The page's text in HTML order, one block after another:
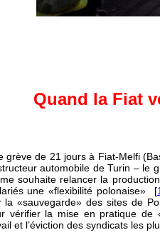
Quand la Fiat
grève de 21 jours à Fiat-Melfi
automobile de Turin – le
souhaite relancer la
une «flexibilité polonaise» [
«sauvegarde» des sites de
vérifier la mise en pratique
et l’éviction des syndicats les